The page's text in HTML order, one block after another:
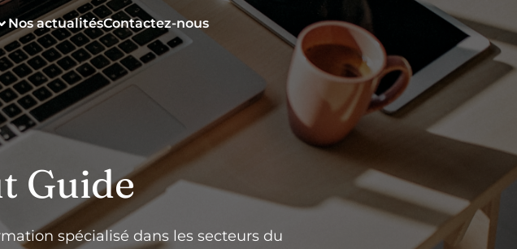
Nos actualitésContactez-nous
Guide
spécialisé dans les secteurs du